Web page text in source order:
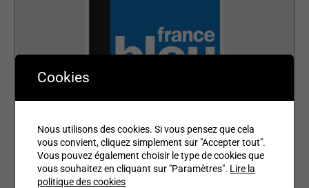
Cookies
Nous utilisons des cookies. Si vous pensez que cela
vous convient, cliquez simplement sur "Accepter tout".
Vous pouvez également choisir le type de cookies que
vous souhaitez en cliquant sur "Paramètres". Lire la
politique des cookies